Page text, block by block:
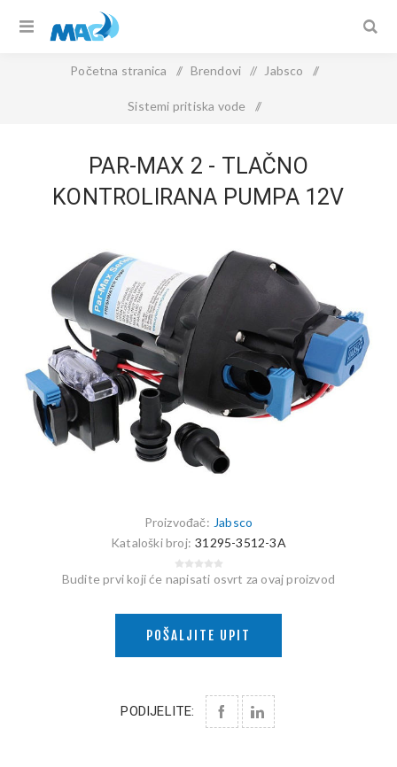
Početna stranica / Brendovi / Jabsco /
Sistemi pritiska vode /
PAR-MAX 2 - TLAČNO
KONTROLIRANA PUMPA 12V
Proizvođač: Jabsco
Kataloški broj: 31295-3512-3A
Budite prvi koji će napisati osvrt za ovaj proizvod
POŠALJITE UPIT
PODIJELITE: